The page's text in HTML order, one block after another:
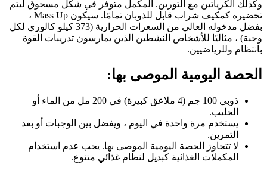
وكذلك الكرياتين مع التورين. المكمل متوفر في شكل مسحوق ليتم
تحضيره كمكيف شراب قابل للذوبان تمامًا. سيكون Mass Up ،
بفضل مدخوله العالي من السعرات الحرارية (373 كيلو كالوري لكل
وجبة) ، مثاليًا للأشخاص النشطين الذين يمارسون تدريبات القوة
بانتظام وللرياضيين.
الحصة اليومية الموصى بها:
ذوبي 100 جم (4 ملاعق كبيرة) في 200 مل من الماء أو
الحليب.
يستخدم مرة واحدة في اليوم ، ويفضل بين الوجبات أو بعد
التمرين.
لا تتجاوز الحصة اليومية الموصى بها. يجب عدم استخدام
المكملات الغذائية كبديل لنظام غذائي متنوع.